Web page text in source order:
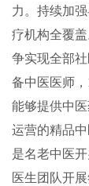
力。持续加
疗机构全覆
争实现全部
备中医医师
能够提供中
运营的精品
是名老中医
医生团队开